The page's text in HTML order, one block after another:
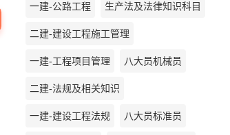
一建-公路工程 生产法及法律知识科目
二建-建设工程施工管理
一建-工程项目管理 八大员机械员
二建-法规及相关知识
一建-建设工程法规 八大员标准员